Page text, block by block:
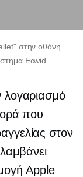
στην οθόνη
Ecwid
λογαριασμό
που
στον
Apple